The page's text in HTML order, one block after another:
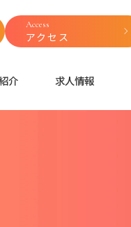
Access
アクセス
介 求人情報